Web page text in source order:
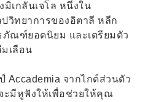
เกลันเจโล หนึ่งใน
วิทยาการของอิตาลี หลีก
ภัณฑ์ยอดนิยม และเตรียมตัว
เลือน
จากไกด์ส่วนตัว
มีหูฟังให้เพื่อช่วยให้คุณ